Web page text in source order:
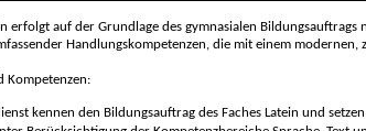
erfolgt auf der Grundlage des gymnasialen
Handlungskompetenzen, die mit einem
Kompetenzen:
kennen den Bildungsauftrag des Faches Latein und